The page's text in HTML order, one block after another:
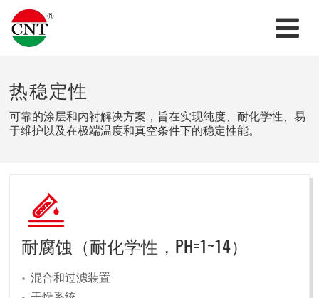
热稳定性
可靠的涂层和内衬解决方案，旨在实现纯度、耐化学性、易
于维护以及在极端温度和真空条件下的稳定性能。
耐腐蚀（耐化学性，PH=1~14）
混合和过滤装置